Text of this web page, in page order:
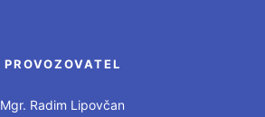
PROVOZOVATEL
Mgr. Radim Lipovčan